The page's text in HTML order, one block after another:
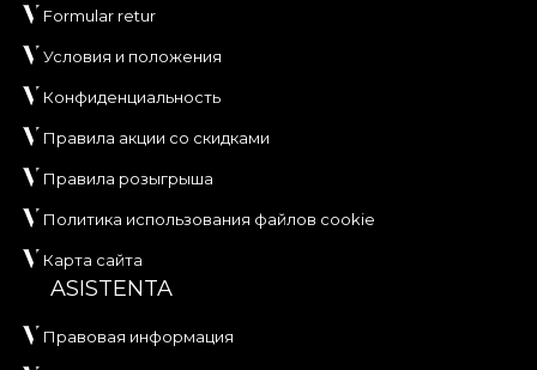
Formular retur
Условия и положения
Конфиденциальность
Правила акции со скидками
Правила розыгрыша
Политика использования файлов cookie
Карта сайта
ASISTENTA
Правовая информация